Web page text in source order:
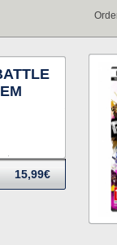
15,99€